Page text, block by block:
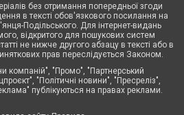
без отримання попередньої згоди
в тексті обов'язкового посилання на
Подільського. Для інтернет-видань
відкритого для пошукових систем
не нижче другого абзацу в тексті або в
прав переслідується Законом.
компаній", "Промо", "Партнерський
"Політичні новини", "Пресреліз",
публікуються на правах реклами.